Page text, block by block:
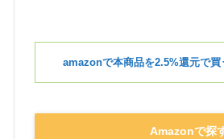
amazonで本商品を2.5%還元で買
Amazonで探